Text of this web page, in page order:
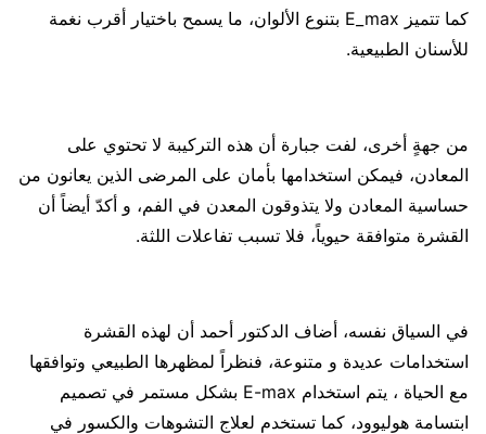
كما تتميز E_max بتنوع الألوان، ما يسمح باختيار أقرب نغمة
للأسنان الطبيعية.
من جهةٍ أخرى، لفت جبارة أن هذه التركيبة لا تحتوي على
المعادن، فيمكن استخدامها بأمان على المرضى الذين يعانون من
حساسية المعادن ولا يتذوقون المعدن في الفم، و أكدّ أيضاً أن
القشرة متوافقة حيوياً، فلا تسبب تفاعلات اللثة.
في السياق نفسه، أضاف الدكتور أحمد أن لهذه القشرة
استخدامات عديدة و متنوعة، فنظراً لمظهرها الطبيعي وتوافقها
مع الحياة ، يتم استخدام E-max بشكل مستمر في تصميم
ابتسامة هوليوود، كما تستخدم لعلاج التشوهات والكسور في